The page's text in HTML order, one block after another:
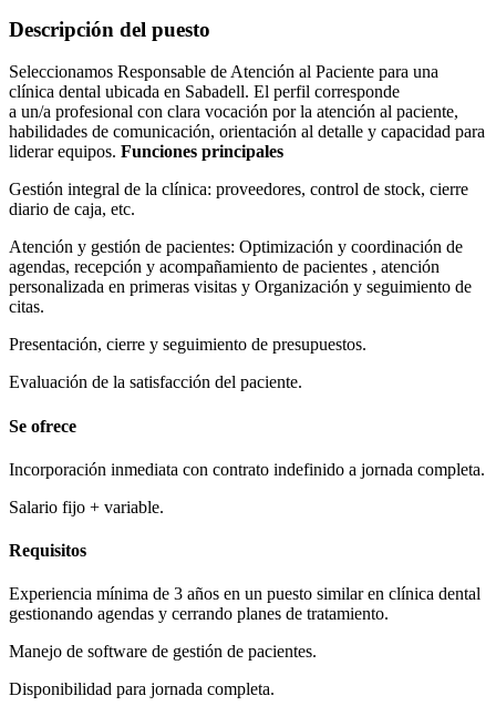
Descripción del puesto
Seleccionamos Responsable de Atención al Paciente para una
clínica dental ubicada en Sabadell. El perfil corresponde
a un/a profesional con clara vocación por la atención al paciente,
habilidades de comunicación, orientación al detalle y capacidad para
liderar equipos. Funciones principales
Gestión integral de la clínica: proveedores, control de stock, cierre
diario de caja, etc.
Atención y gestión de pacientes: Optimización y coordinación de
agendas, recepción y acompañamiento de pacientes , atención
personalizada en primeras visitas y Organización y seguimiento de
citas.
Presentación, cierre y seguimiento de presupuestos.
Evaluación de la satisfacción del paciente.
Se ofrece
Incorporación inmediata con contrato indefinido a jornada completa.
Salario fijo + variable.
Requisitos
Experiencia mínima de 3 años en un puesto similar en clínica dental
gestionando agendas y cerrando planes de tratamiento.
Manejo de software de gestión de pacientes.
Disponibilidad para jornada completa.